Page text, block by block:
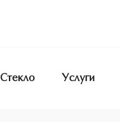
Стекло Услуги